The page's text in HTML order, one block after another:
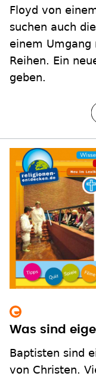
Floyd von
suchen auch
einem Umgang
Reihen. Ein
geben.
Was sind
Baptisten sind
von Christen.